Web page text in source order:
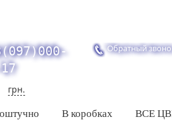
Обратный
грн.
В коробках ВСЕ